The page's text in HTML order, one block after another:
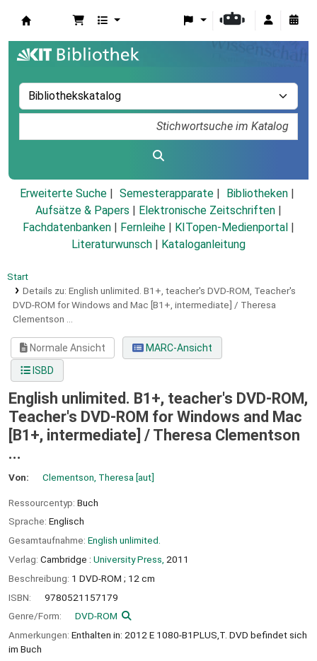
Erweiterte Suche Semesterapparate
Bibliotheken
Aufsätze & Papers
Elektronische Zeitschriften
Fachdatenbanken
Fernleihe KITopen-Medienportal
Literaturwunsch
Kataloganleitung
Start
Details zu: English unlimited. B1+, teacher's DVD-ROM, Teacher's
DVD-ROM for Windows and Mac [B1+, intermediate] / Theresa
Clementson ...
Normale Ansicht
MARC-Ansicht
ISBD
English unlimited. B1+, teacher's DVD-ROM,
Teacher's DVD-ROM for Windows and Mac
[B1+, intermediate] / Theresa Clementson
...
Von: Clementson, Theresa [aut]
Ressourcentyp: Buch
Sprache: Englisch
Gesamtaufnahme: English unlimited.
Verlag: Cambridge : University Press, 2011
Beschreibung: 1 DVD-ROM ; 12 cm
ISBN:
9780521157179
Genre/Form:
DVD-ROM
Anmerkungen: Enthalten in: 2012 E 1080-B1PLUS,T. DVD befindet sich
im Buch